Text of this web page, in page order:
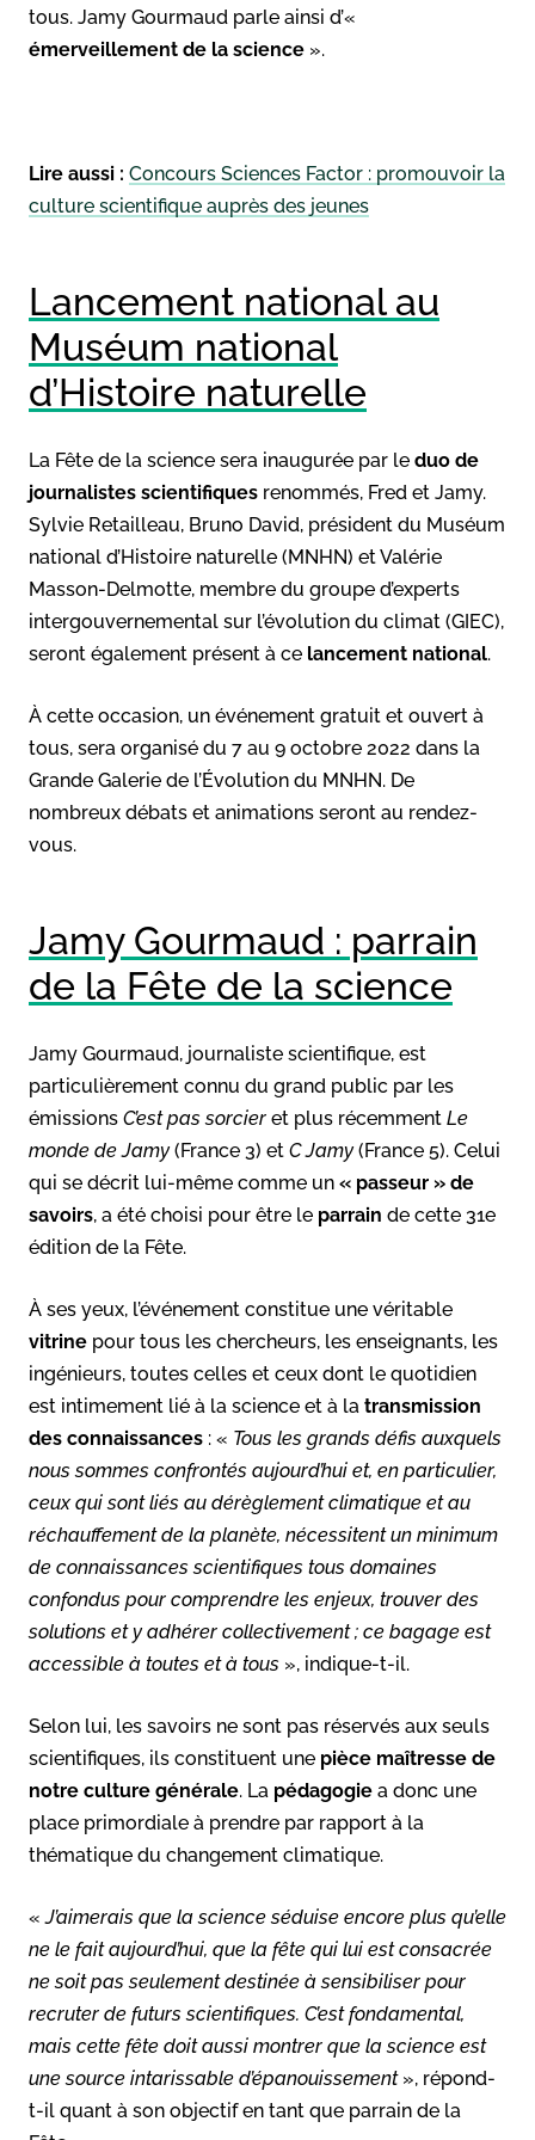
tous. Jamy Gourmaud parle ainsi d’«
émerveillement de la science ».
Lire aussi : Concours Sciences Factor : promouvoir la
culture scientifique auprès des jeunes
Lancement national au
Muséum national
d’Histoire naturelle
La Fête de la science sera inaugurée par le duo de
journalistes scientifiques renommés, Fred et Jamy.
Sylvie Retailleau, Bruno David, président du Muséum
national d’Histoire naturelle (MNHN) et Valérie
Masson-Delmotte, membre du groupe d’experts
intergouvernemental sur l’évolution du climat (GIEC),
seront également présent à ce lancement national.
À cette occasion, un événement gratuit et ouvert à
tous, sera organisé du 7 au 9 octobre 2022 dans la
Grande Galerie de l’Évolution du MNHN. De
nombreux débats et animations seront au rendez-
vous.
Jamy Gourmaud : parrain
de la Fête de la science
Jamy Gourmaud, journaliste scientifique, est
particulièrement connu du grand public par les
émissions C’est pas sorcier et plus récemment Le
monde de Jamy(France 3) et C Jamy(France 5). Celui
qui se décrit lui-même comme un « passeur » de
savoirs, a été choisi pour être le parrain de cette 31e
édition de la Fête.
À ses yeux, l’événement constitue une véritable
vitrine pour tous les chercheurs, les enseignants, les
ingénieurs, toutes celles et ceux dont le quotidien
est intimement lié à la science et à la transmission
des connaissances : « Tous les grands défis auxquels
nous sommes confrontés aujourd’hui et, en particulier,
ceux qui sont liés au dérèglement climatique et au
réchauffement de la planète, nécessitent un minimum
de connaissances scientifiques tous domaines
confondus pour comprendre les enjeux, trouver des
solutions et y adhérer collectivement ; ce bagage est
accessible à toutes et à tous », indique-t-il.
Selon lui, les savoirs ne sont pas réservés aux seuls
scientifiques, ils constituent une pièce maîtresse de
notre culture générale. La pédagogie a donc une
place primordiale à prendre par rapport à la
thématique du changement climatique.
«J’aimerais que la science séduise encore plus qu’elle
ne le fait aujourd’hui, que la fête qui lui est consacrée
ne soit pas seulement destinée à sensibiliser pour
recruter de futurs scientifiques. C’est fondamental,
mais cette fête doit aussi montrer que la science est
une source intarissable d’épanouissement», répond-
t-il quant à son objectif en tant que parrain de la